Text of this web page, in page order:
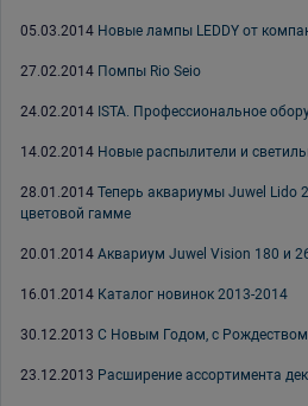
05.03.2014 Новые лампы LEDDY от
27.02.2014 Помпы Rio Seio
24.02.2014 ISTA. Профессиональное
14.02.2014 Новые распылители и
28.01.2014 Теперь аквариумы Juwel Lido
цветовой гамме
20.01.2014 Аквариум Juwel Vision 180 и
16.01.2014 Каталог новинок 2013-2014
30.12.2013 С Новым Годом, с
23.12.2013 Расширение ассортимента